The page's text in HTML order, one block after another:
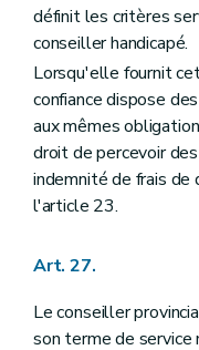
définit les critères
conseiller handicapé.
Lorsqu'elle fournit
confiance dispose
aux mêmes
droit de percevoir
indemnité de frais
l'article 23.
Art. 27.
Le conseiller
son terme de